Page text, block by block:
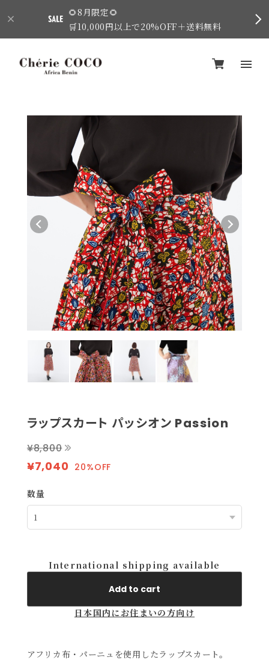
🌻8月限定🌻
🛒10,000円以上で20%OFF＋送料無料
ラップスカート パッシオン Passion
¥8,800
¥7,040 20%OFF
数量
International shipping available
Add to cart
日本国内にお住まいの方向け
アフリカ布・パーニュを使用したラップスカート。